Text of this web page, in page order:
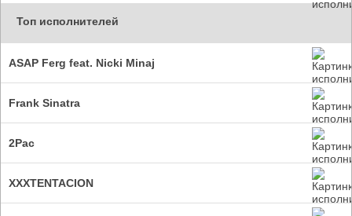
Топ исполнителей
ASAP Ferg feat. Nicki Minaj
Frank Sinatra
2Pac
XXXTENTACION